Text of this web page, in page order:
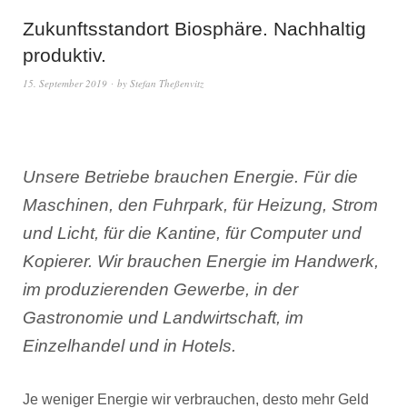
Zukunftsstandort Biosphäre. Nachhaltig
produktiv.
15. September 2019 by Stefan Theßenvitz
Unsere Betriebe brauchen Energie. Für die
Maschinen, den Fuhrpark, für Heizung, Strom
und Licht, für die Kantine, für Computer und
Kopierer. Wir brauchen Energie im Handwerk,
im produzierenden Gewerbe, in der
Gastronomie und Landwirtschaft, im
Einzelhandel und in Hotels.
Je weniger Energie wir verbrauchen, desto mehr Geld